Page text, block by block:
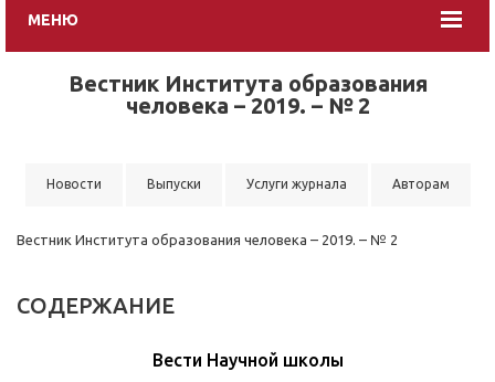
МЕНЮ
Вестник Института образования
человека – 2019. – № 2
Новости Выпуски Услуги журнала Авторам
Вестник Института образования человека – 2019. – № 2
СОДЕРЖАНИЕ
Вести Научной школы